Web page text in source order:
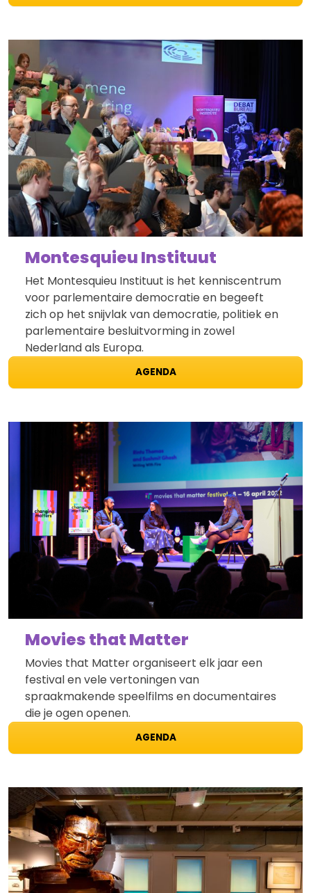
Montesquieu Instituut
Het Montesquieu Instituut is het kenniscentrum
voor parlementaire democratie en begeeft
zich op het snijvlak van democratie, politiek en
parlementaire besluitvorming in zowel
Nederland als Europa.
AGENDA
Movies that Matter
Movies that Matter organiseert elk jaar een
festival en vele vertoningen van
spraakmakende speelfilms en documentaires
die je ogen openen.
AGENDA